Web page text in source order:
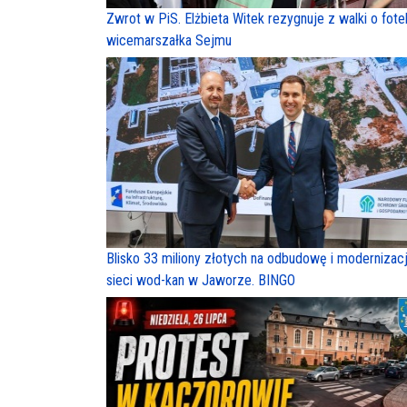
Zwrot w PiS. Elżbieta Witek rezygnuje z walki o fotel
wicemarszałka Sejmu
Blisko 33 miliony złotych na odbudowę i
sieci wod-kan w Jaworze. BINGO